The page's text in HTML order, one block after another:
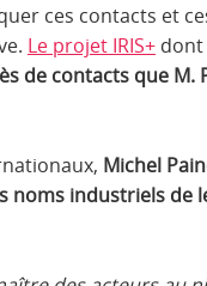
ces contacts et
Le projet IRIS+ dont
de contacts que M.
Michel
noms industriels de